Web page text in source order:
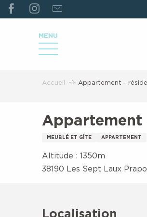
ALLER
AU
PRINCIPAL
MENU
Accueil Appartement -
Appartement
MEUBLÉ ET GÎTE APPARTEMENT
Altitude : 1350m
38190 Les Sept Laux
Localisation